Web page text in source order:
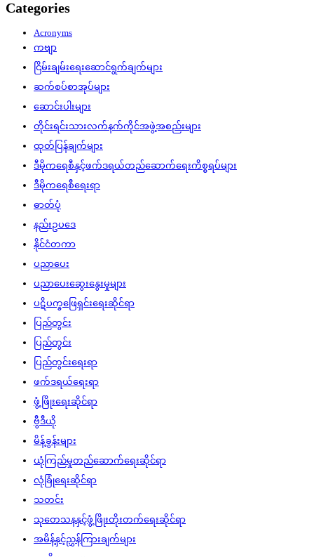
Categories
Acronyms
ကဗျာ
ငြိမ်းချမ်းရေးဆောင်ရွက်ချက်များ
ဆက်စပ်စာအုပ်များ
ဆောင်းပါးများ
တိုင်းရင်းသားလက်နက်ကိုင်အဖွဲ့အစည်းများ
ထုတ်ပြန်ချက်များ
ဒီမိုကရေစီနှင့်ဖက်ဒရယ်တည်ဆောက်‌ရေးကိစ္စရပ်များ
ဒီမိုကရေစီရေးရာ
ဓာတ်ပုံ
နည်းဥပဒေ
နိုင်ငံတကာ
ပညာပေး
ပညာပေးဆွေးနွေးမှုများ
ပဋိပက္ခဖြေရှင်းရေးဆိုင်ရာ
ပြည်တွင်း
ပြည်တွင်း
ပြည်တွင်းရေးရာ
ဖက်ဒရယ်ရေးရာ
ဖွံ့ဖြိုးရေးဆိုင်ရာ
ဗွီဒီယို
မိန့်ခွန်းများ
ယုံကြည်မှုတည်ဆောက်ရေးဆိုင်ရာ
လုံခြုံရေးဆိုင်ရာ
သတင်း
သုတေသနနှင့်ဖွံ့ဖြိုးတိုးတက်ရေးဆိုင်ရာ
အမိန့်နှင့်ညွှန်ကြားချက်များ